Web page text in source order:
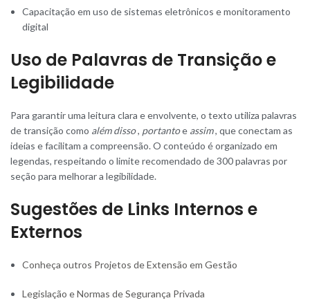
Capacitação em uso de sistemas eletrônicos e monitoramento
digital
Uso de Palavras de Transição e
Legibilidade
Para garantir uma leitura clara e envolvente, o texto utiliza palavras
de transição como além disso, portantoe assim, que conectam as
ideias e facilitam a compreensão. O conteúdo é organizado em
legendas, respeitando o limite recomendado de 300 palavras por
seção para melhorar a legibilidade.
Sugestões de Links Internos e
Externos
Conheça outros Projetos de Extensão em Gestão
Legislação e Normas de Segurança Privada